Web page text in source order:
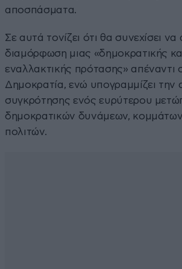
αποσπάσματα.
Σε αυτά τονίζει ότι θα συνεχίσει να
διαμόρφωση μιας «δημοκρατικής
εναλλακτικής πρότασης» απέναντι
Δημοκρατία, ενώ υπογραμμίζει την
συγκρότησης ενός ευρύτερου
δημοκρατικών δυνάμεων,
πολιτών.